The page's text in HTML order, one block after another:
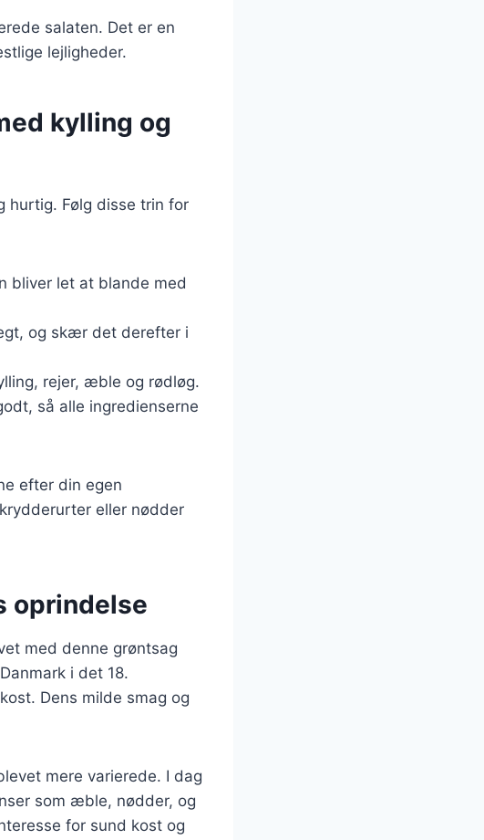
salaten. Det er en
lejligheder.
kylling og
hurtig. Følg disse trin for
bliver let at blande med
og skær det derefter i
rejer, æble og rødløg.
så alle ingredienserne
efter din egen
eller nødder
oprindelse
med denne grøntsag
i det 18.
Dens milde smag og
mere varierede. I dag
som æble, nødder, og
for sund kost og